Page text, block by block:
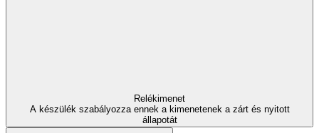
Relékimenet
A készülék szabályozza ennek a kimenetenek a zárt és nyitott
állapotát